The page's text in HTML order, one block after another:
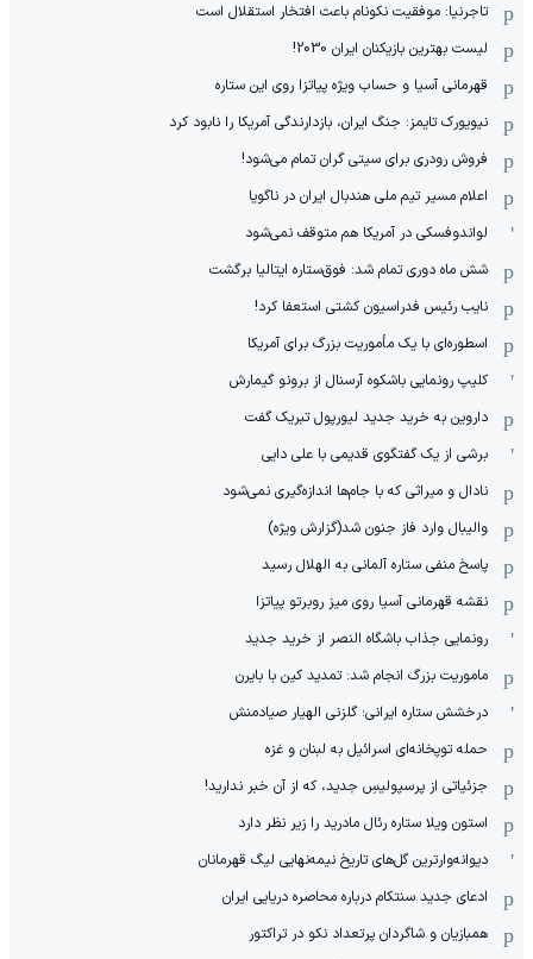
تاجرنیا: موفقیت نکونام باعث افتخار استقلال است
لیست بهترین بازیکنان ایران 2030!
قهرمانی آسیا و حساب ویژه پیاتزا روی این ستاره
نیویورک تایمز: جنگ ایران، بازدارندگی آمریکا را نابود کرد
فروش رودری برای سیتی گران تمام می‌شود!
اعلام مسیر تیم ملی هندبال ایران در ناگویا
لواندوفسکی در آمریکا هم متوقف نمی‌شود
شش ماه دوری تمام شد: فوق‌ستاره ایتالیا برگشت
نایب رئیس فدراسیون کشتی استعفا کرد!
اسطوره‌ای با یک مأموریت بزرگ برای آمریکا
کلیپ رونمایی باشکوه آرسنال از برونو گیمارش
داروین به خرید جدید لیورپول تبریک گفت
برشی از یک گفتگوی قدیمی با علی دایی
نادال و میراثی که با جام‌ها اندازه‌گیری نمی‌شود
والیبال وارد فاز جنون شد(گزارش ویژه)
پاسخ منفی ستاره آلمانی به الهلال رسید
نقشه قهرمانی آسیا روی میز روبرتو پیاتزا
رونمایی جذاب باشگاه النصر از خرید جدید
ماموریت بزرگ انجام شد: تمدید کین با بایرن
درخشش ستاره ایرانی؛ گلزنی الهیار صیادمنش
حمله توپخانه‌ای اسرائیل به لبنان و غزه
جزئیاتی از پرسپولیسِ جدید، که از آن ‌خبر ندارید!
استون ویلا ستاره رئال مادرید را زیر نظر دارد
دیوانه‌وارترین گل‌های تاریخ نیمه‌نهایی لیگ قهرمانان
ادعای جدید سنتکام درباره محاصره دریایی ایران
همبازیان و شاگردان پرتعداد نکو در تراکتور